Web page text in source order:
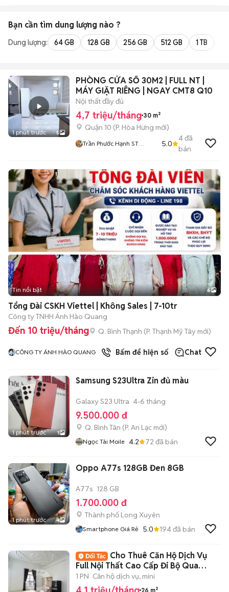
Bạn cần tìm dung lượng nào ?
Dung lượng: 64 GB 128 GB 256 GB 512 GB 1 TB
1 phút trước 5
PHÒNG CỬA SỔ 30M2 | FULL NT |
MÁY GIẶT RIÊNG | NGAY CMT8 Q10
Nội thất đầy đủ
4,7 triệu/tháng 30 m²
Quận 10 (P. Hòa Hưng mới)
Trần Phước Hạnh ST
5.0
4đã
bán
+2
Tin nổi bật 6
Tổng Đài CSKH Viettel | Không Sales | 7-10tr
Công ty TNHH Ánh Hào Quang
Đến 10 triệu/tháng Q. Bình Thạnh (P. Thạnh Mỹ Tây mới)
CÔNG TY ÁNH HÀO QUANG Bấm để hiện số Chat
1 phút trước 1
Samsung S23Ultra Zin đủ màu
Galaxy S23 Ultra 4-6 tháng
9.500.000 đ
Q. Bình Tân (P. An Lạc mới)
Ngọc Tài Moile 4.2 72 đã bán
1 phút trước 4
Oppo A77s 128GB Đen 8GB
A77s 128 GB
1.700.000 đ
Thành phố Long Xuyên
Smartphone Giá Rẻ 5.0 194đã bán
Cho Thuê Căn Hộ Dịch Vụ
Full Nội Thất Cao Cấp Đi Bộ Qua
Aeon Bình Tân
1 PN Căn hộ dịch vụ, mini
26 m²